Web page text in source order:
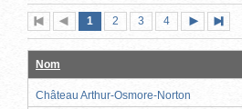
Première
page
Page
précédente
Page
1 (page
actuelle)
Page
2 Page
3 Page
4
suivante
page
Nom
Château Arthur-Osmore-Norton